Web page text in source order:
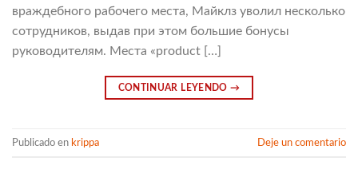
враждебного рабочего места, Майклз уволил несколько
сотрудников, выдав при этом большие бонусы
руководителям. Места «product […]
CONTINUAR LEYENDO→
Publicado en krippa Deje un comentario